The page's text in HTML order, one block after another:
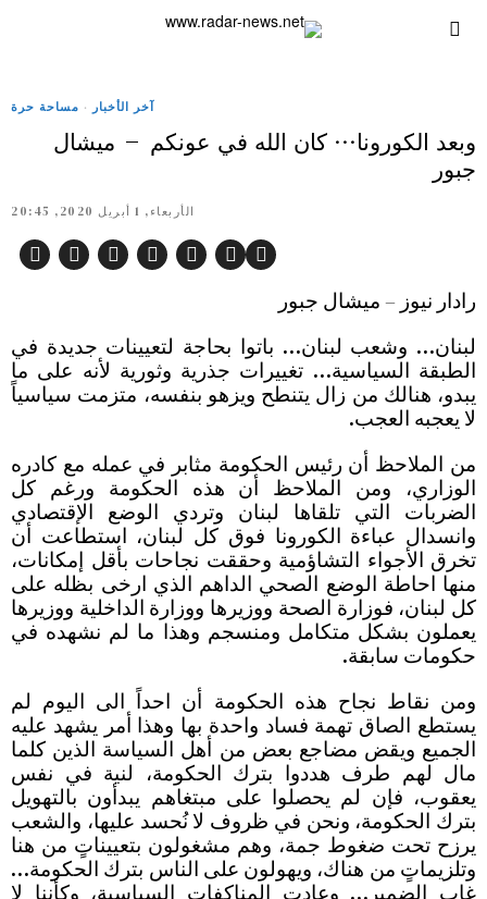
آخر الأخبار · مساحة حرة
وبعد الكورونا… كان الله في عونكم – ميشال
جبور
الأربعاء, 1 أبريل 2020, 20:45
رادار نيوز – ميشال جبور
لبنان… وشعب لبنان… باتوا بحاجة لتعيينات جديدة في
الطبقة السياسية… تغييرات جذرية وثورية لأنه على ما
يبدو، هنالك من زال يتنطح ويزهو بنفسه، متزمت سياسياً
لا يعجبه العجب.
من الملاحظ أن رئيس الحكومة مثابر في عمله مع كادره
الوزاري، ومن الملاحظ أن هذه الحكومة ورغم كل
الضربات التي تلقاها لبنان وتردي الوضع الإقتصادي
وانسدال عباءة الكورونا فوق كل لبنان، استطاعت أن
تخرق الأجواء التشاؤمية وحققت نجاحات بأقل إمكانات،
منها احاطة الوضع الصحي الداهم الذي ارخى بظله على
كل لبنان، فوزارة الصحة ووزيرها ووزارة الداخلية ووزيرها
يعملون بشكل متكامل ومنسجم وهذا ما لم نشهده في
حكومات سابقة.
ومن نقاط نجاح هذه الحكومة أن احداً الى اليوم لم
يستطع الصاق تهمة فساد واحدة بها وهذا أمر يشهد عليه
الجميع ويقض مضاجع بعض من أهل السياسة الذين كلما
مال لهم طرف هددوا بترك الحكومة، لنية في نفس
يعقوب، فإن لم يحصلوا على مبتغاهم يبدأون بالتهويل
بترك الحكومة، ونحن في ظروف لا نُحسد عليها، والشعب
يرزح تحت ضغوط جمة، وهم مشغولون بتعييناتٍ من هنا
وتلزيماتٍ من هناك، ويهولون على الناس بترك الحكومة…
غاب الضمير… وعادت المناكفات السياسية، وكأننا لا